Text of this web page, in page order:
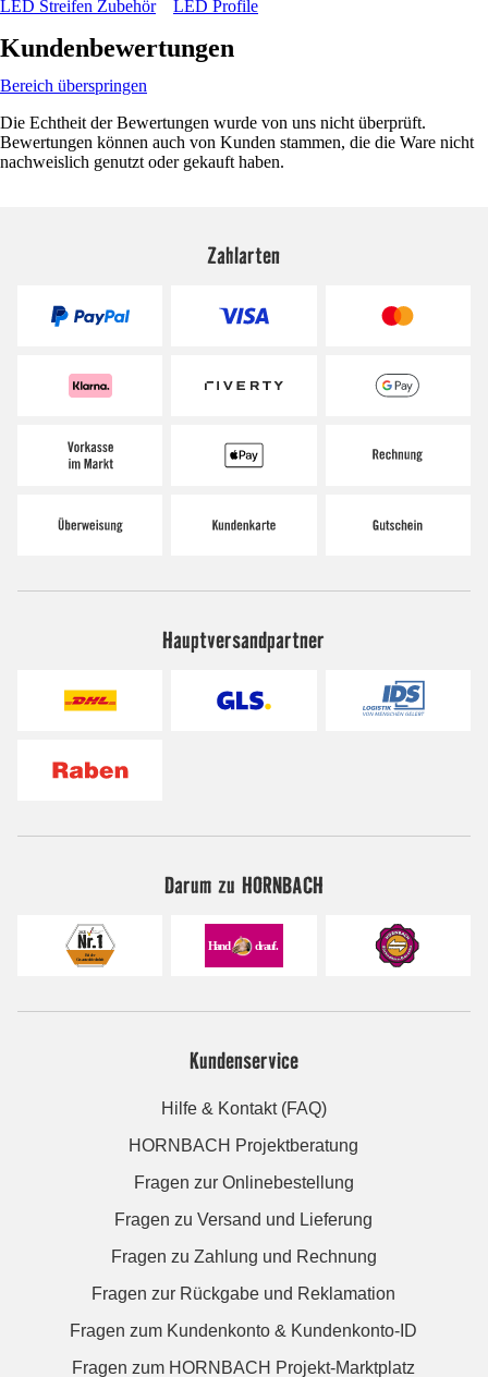
LED Streifen Zubehör LED Profile
Kundenbewertungen
Bereich überspringen
Die Echtheit der Bewertungen wurde von uns nicht überprüft.
Bewertungen können auch von Kunden stammen, die die Ware nicht
nachweislich genutzt oder gekauft haben.
Zahlarten
Hauptversandpartner
Darum zu HORNBACH
Kundenservice
Hilfe & Kontakt (FAQ)
HORNBACH Projektberatung
Fragen zur Onlinebestellung
Fragen zu Versand und Lieferung
Fragen zu Zahlung und Rechnung
Fragen zur Rückgabe und Reklamation
Fragen zum Kundenkonto & Kundenkonto-ID
Fragen zum HORNBACH Projekt-Marktplatz